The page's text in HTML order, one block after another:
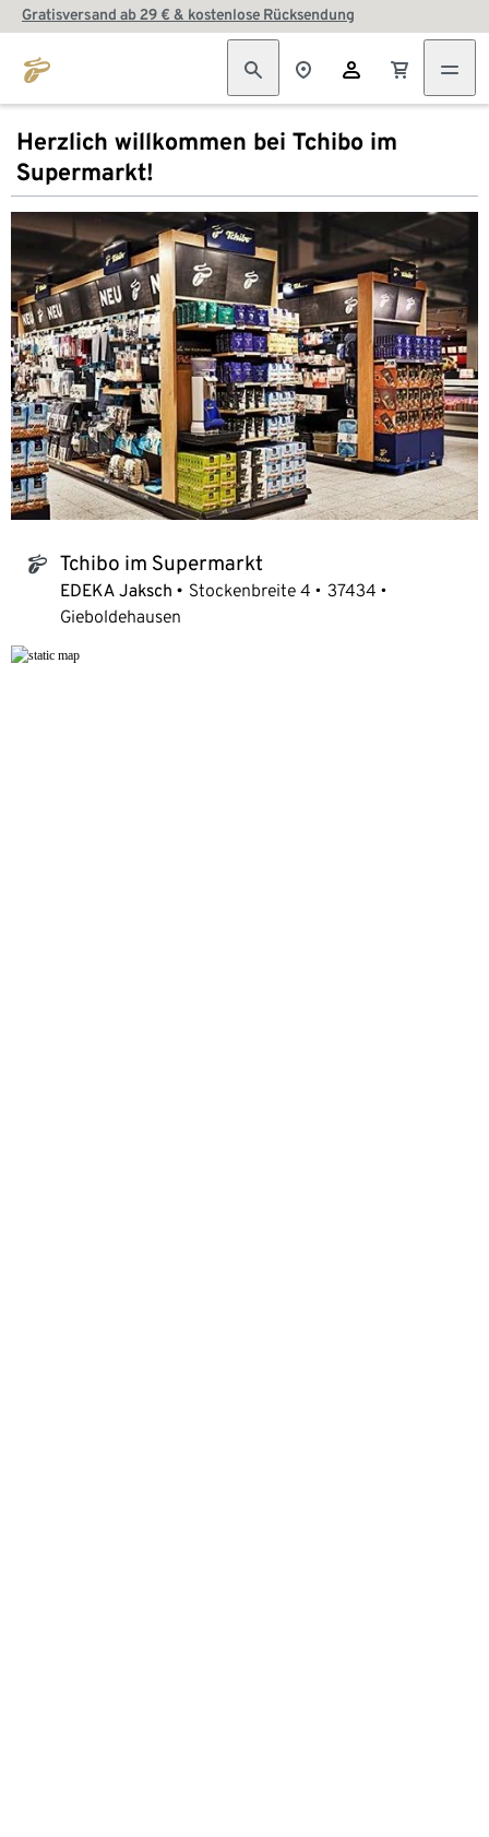
Gratisversand ab 29 € & kostenlose Rücksendung
Herzlich willkommen bei Tchibo im
Supermarkt!
tchibo_logo Tchibo im Supermarkt
EDEKA Jaksch Stockenbreite 4
37434
Gieboldehausen